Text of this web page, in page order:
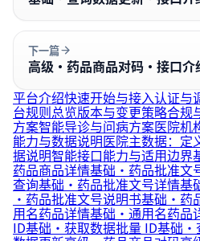
下一篇
高级·药品商品对码·接口介
平台介绍快速开始与接入认证与
台规则总览版本与变更策略合规
方案智能导诊与问病方案医院机
能力与数据说明医院主数据：定
据说明智能接口能力与适用边界
药品商品详情基础·药品批准文
查询基础·药品批准文号详情基
·药品批准文号说明书基础·药
用名药品详情基础·通用名药品
ID基础·获取数据批量 ID基础·